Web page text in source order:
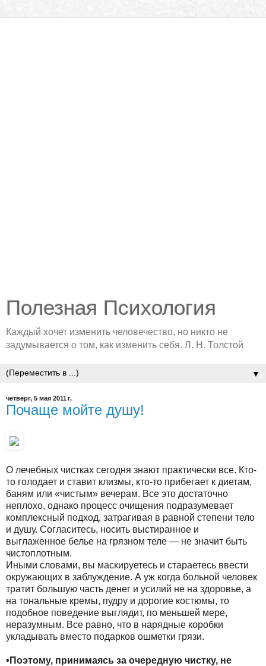
Полезная Психология
Каждый хочет изменить человечество, но никто не
задумывается о том, как изменить себя. Л. Н. Толстой
▼
четверг, 5 мая 2011 г.
Почаще мойте душу!
О лечебных чистках сегодня знают практически все. Кто-
то голодает и ставит клизмы, кто-то прибегает к диетам,
баням или «чистым» вечерам. Все это достаточно
неплохо, однако процесс очищения подразумевает
комплексный подход, затрагивая в равной степени тело
и душу. Согласитесь, носить выстиранное и
выглаженное белье на грязном теле — не значит быть
чистоплотным.
Иными словами, вы маскируетесь и стараетесь ввести
окружающих в заблуждение. А уж когда больной человек
тратит большую часть денег и усилий не на здоровье, а
на тональные кремы, пудру и дорогие костюмы, то
подобное поведение выглядит, по меньшей мере,
неразумным. Все равно, что в нарядные коробки
укладывать вместо подарков ошметки грязи.
•Поэтому, принимаясь за очередную чистку, не